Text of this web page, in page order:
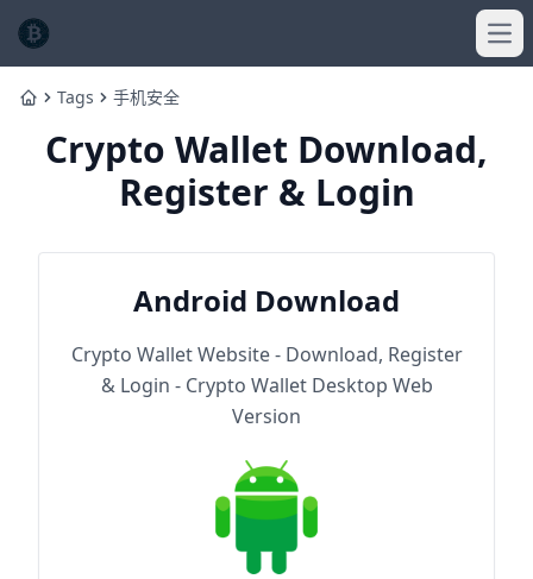
HomeTags 手机安全
Crypto Wallet Download,
Register & Login
Android Download
Crypto Wallet Website - Download, Register
& Login - Crypto Wallet Desktop Web
Version